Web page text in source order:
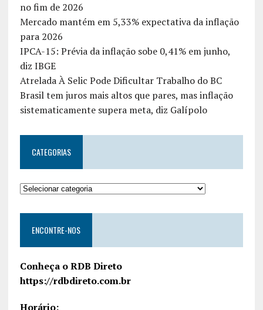
no fim de 2026
Mercado mantém em 5,33% expectativa da inflação
para 2026
IPCA-15: Prévia da inflação sobe 0,41% em junho,
diz IBGE
Atrelada À Selic Pode Dificultar Trabalho do BC
Brasil tem juros mais altos que pares, mas inflação
sistematicamente supera meta, diz Galípolo
CATEGORIAS
ENCONTRE-NOS
Conheça o RDB Direto
https://rdbdireto.com.br
Horário: